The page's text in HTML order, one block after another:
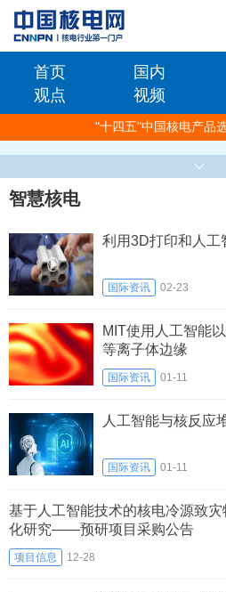
首页 国内
观点
视频
"十四五"中国核电产品
智慧核电
利用3D打印和人工
国际资讯 02-23
MIT使用人工智能
等离子体边缘
国际资讯 01-11
人工智能与核反应
国际资讯 01-11
基于人工智能技术的核电冷源致
化研究——预研项目采购公告
项目信息 12-28